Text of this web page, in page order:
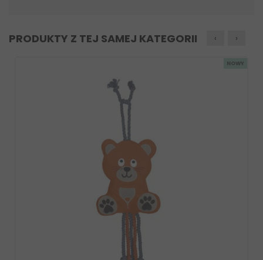
PRODUKTY Z TEJ SAMEJ KATEGORII ‹ ›